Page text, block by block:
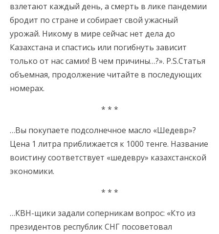
взлетают каждый день, а смерть в лике пандемии
бродит по стране и собирает свой ужасный
урожай. Никому в мире сейчас нет дела до
Казахстана и спастись или погибнуть зависит
только от нас самих! В чем причины…?». P.S.Статья
объемная, продолжение читайте в последующих
номерах.
* * *
…Вы покупаете подсолнечное масло «Шедевр»?
Цена 1 литра приближается к 1000 тенге. Название
воистину соответствует «шедевру» казахстанской
экономики.
* * *
…КВН-щики задали соперникам вопрос: «Кто из
президентов республик СНГ посоветовал